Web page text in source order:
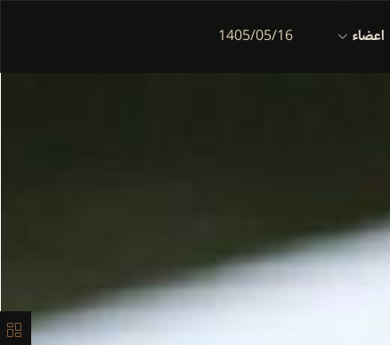
اعضاء 1405/05/16